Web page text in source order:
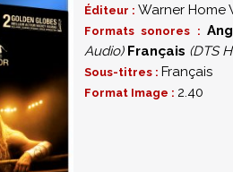
Éditeur : Warner Home
Formats sonores :
Audio) Français (DTS
Sous-titres : Français
Format Image : 2.40